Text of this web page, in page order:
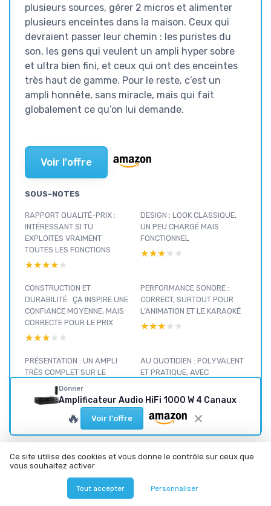
plusieurs sources, gérer 2 micros et alimenter
plusieurs enceintes dans la maison. Ceux qui
devraient passer leur chemin : les puristes du
son, les gens qui veulent un ampli hyper sobre
et ultra bien fini, et ceux qui ont des enceintes
très haut de gamme. Pour le reste, c’est un
ampli honnête, sans miracle, mais qui fait
globalement ce qu’on lui demande.
Voir l'offre
SOUS-NOTES
RAPPORT QUALITÉ-PRIX :
INTÉRESSANT SI TU
EXPLOITES VRAIMENT
TOUTES LES FONCTIONS
★★★★★
★★★★★
DESIGN : LOOK CLASSIQUE,
UN PEU CHARGÉ MAIS
FONCTIONNEL
★★★★★
★★★★★
CONSTRUCTION ET
DURABILITÉ : ÇA INSPIRE UNE
CONFIANCE MOYENNE, MAIS
CORRECTE POUR LE PRIX
★★★★★
★★★★★
PERFORMANCE SONORE :
CORRECT, SURTOUT POUR
L’ANIMATION ET LE KARAOKÉ
★★★★★
★★★★★
PRÉSENTATION : UN AMPLI
TRÈS COMPLET SUR LE
★★★★★
★★★★★
AU QUOTIDIEN : POLYVALENT
ET PRATIQUE, AVEC
AGAÇANTS
★★★★★
★★★★★
Son et home
cinéma : voir
nos autres
Donner
Amplificateur Audio HiFi 1000 W 4 Canaux
🔥 Voir l'offre
Ce site utilise des cookies et vous donne le contrôle sur ceux que
vous souhaitez activer
Tout accepter Personnaliser